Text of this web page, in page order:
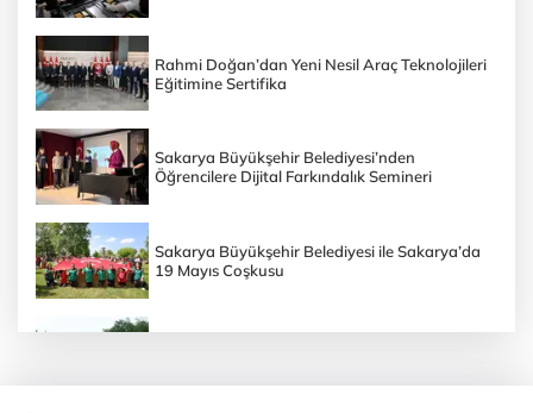
Rahmi Doğan’dan Yeni Nesil Araç Teknolojileri
Eğitimine Sertifika
Sakarya Büyükşehir Belediyesi’nden
Öğrencilere Dijital Farkındalık Semineri
Sakarya Büyükşehir Belediyesi ile Sakarya’da
19 Mayıs Coşkusu